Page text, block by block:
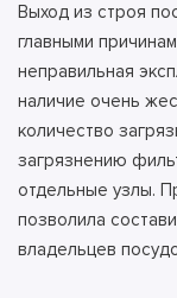
Выход из строя
главными
неправильная
наличие очень
количество
загрязнению
отдельные узлы.
позволила
владельцев